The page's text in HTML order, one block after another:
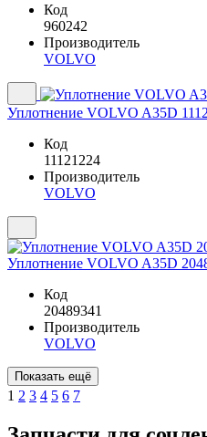
Код
960242
Производитель
VOLVO
Уплотнение VOLVO A35D
Код
11121224
Производитель
VOLVO
Уплотнение VOLVO A35D
Код
20489341
Производитель
VOLVO
1 2 3 4 5 6 7